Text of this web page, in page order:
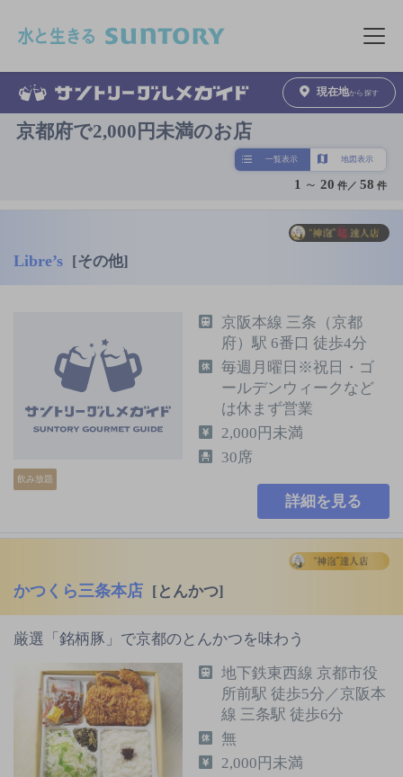
メニュ
現在地から探す
京都府で2,000円未満のお店
一覧表示 地図表示
1 ～ 20 件／58 件
Libre’s [その他]
飲み放題
京阪本線 三条（京都
府）駅 6番口 徒歩4分
毎週月曜日※祝日・ゴ
ールデンウィークなど
は休まず営業
2,000円未満
30席
詳細を見る
かつくら三条本店 [とんかつ]
厳選「銘柄豚」で京都のとんかつを味わう
地下鉄東西線 京都市役
所前駅 徒歩5分／京阪本
線 三条駅 徒歩6分
無
2,000円未満